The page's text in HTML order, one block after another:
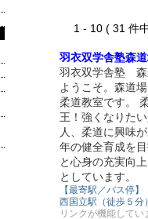
1 - 10 ( 31 件
羽衣双学舎塾森
羽衣双学舎塾 森
ようこそ。森道
柔道教室です。
王！強くなりた
人、柔道に興味
年の健全育成を
と心身の充実向
としています。
【最寄駅／バス停】
西国立駅（徒歩５分
リンクが機能してい